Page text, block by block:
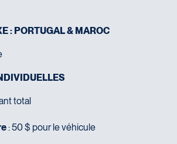
: PORTUGAL & MAROC
total
: 50 $ pour le véhicule